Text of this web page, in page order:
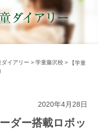
ダイアリー > 学童藤沢校>
【学童
2020年4月28日
ダー搭載ロボッ